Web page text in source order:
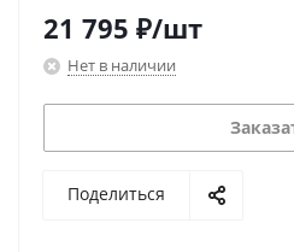
21 795 ₽/шт
Нет в наличии
Поделиться